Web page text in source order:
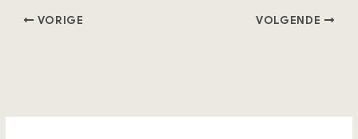
VORIGE VOLGENDE